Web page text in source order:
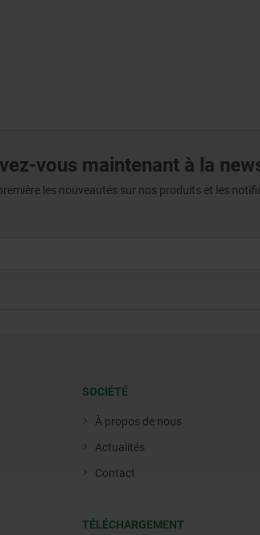
vous maintenant à la
les nouveautés sur nos produits et les
SOCIÉTÉ
À propos de nous
Actualités
Contact
TÉLÉCHARGEMENT